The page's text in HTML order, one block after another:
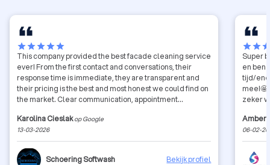
starstarstarstarstar
This company provided the best facade cleaning service
ever! From the first contact and conversations, their
response time is immediate, they are transparent and
their pricing is the best and most honest we could find on
the market. Clear communication, appointment
team, no bull, just work done within 2 hours. House
facade is beautiful again. We appreciate your service
greatly and you are an example of an amazing company,
doing spectacular job.
Karolina Cieslak op Google
13-03-2026
Schoering Softwash Bekijk profiel
starstar
Super
en ben
tijd/
mee!🤩
zeker
Amber
06-02-